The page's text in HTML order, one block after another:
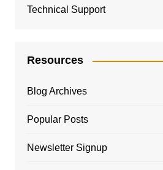
Technical Support
Resources
Blog Archives
Popular Posts
Newsletter Signup